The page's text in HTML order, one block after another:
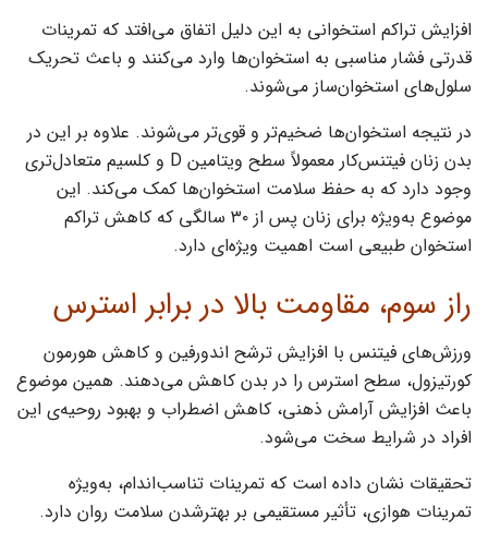
افزایش تراکم استخوانی به این دلیل اتفاق می‌افتد که تمرینات
قدرتی فشار مناسبی به استخوان‌ها وارد می‌کنند و باعث تحریک
سلول‌های استخوان‌ساز می‌شوند.
در نتیجه استخوان‌ها ضخیم‌تر و قوی‌تر می‌شوند. علاوه بر این در
بدن زنان فیتنس‌کار معمولاً سطح ویتامین D و کلسیم متعادل‌تری
وجود دارد که به حفظ سلامت استخوان‌ها کمک می‌کند. این
موضوع به‌ویژه برای زنان پس از ۳۰ سالگی که کاهش تراکم
استخوان طبیعی است اهمیت ویژه‌ای دارد.
راز سوم، مقاومت بالا در برابر استرس
ورزش‌های فیتنس با افزایش ترشح اندورفین و کاهش هورمون
کورتیزول، سطح استرس را در بدن کاهش می‌دهند. همین موضوع
باعث افزایش آرامش ذهنی، کاهش اضطراب و بهبود روحیه‌ی این
افراد در شرایط سخت می‌شود.
تحقیقات نشان داده است که تمرینات تناسب‌اندام، به‌ویژه
تمرینات هوازی، تأثیر مستقیمی بر بهترشدن سلامت روان دارد.